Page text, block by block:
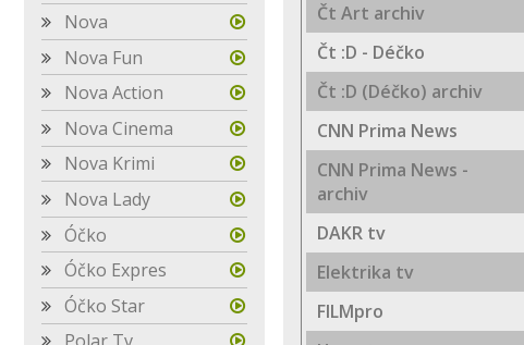
Nova
Nova Fun
Nova Action
Nova Cinema
Nova Krimi
Nova Lady
Óčko
Óčko Expres
Óčko Star
Čt Art archiv
Čt :D - Déčko
Čt :D (Déčko) archiv
CNN Prima News
CNN Prima News -
archiv
DAKR tv
Elektrika tv
FILMpro